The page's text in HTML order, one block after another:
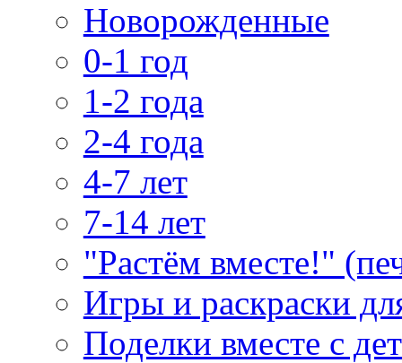
Новорожденные
0-1 год
1-2 года
2-4 года
4-7 лет
7-14 лет
"Растём вместе!"
Игры и раскраски
Поделки вместе с